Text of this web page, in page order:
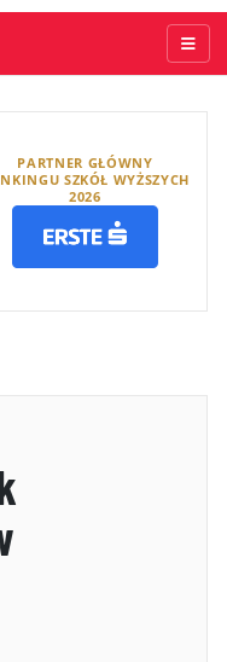
PARTNER GŁÓWNY
SZKÓŁ WYŻSZYCH
2026